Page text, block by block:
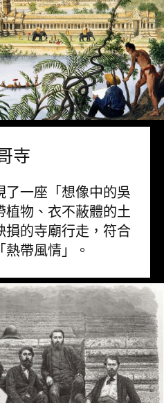
寺
了一座「想像中的吳
植物、衣不蔽體的土
損的寺廟行走，符合
帶風情」。